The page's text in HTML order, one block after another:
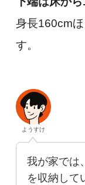
身長160cm
す。
ようすけ
我が家では
を収納して